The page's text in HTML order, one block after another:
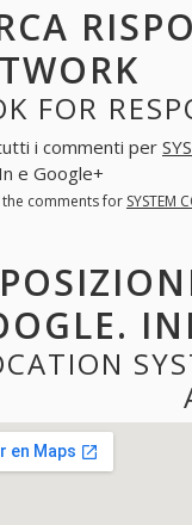
FOR
i commenti per
e Google+
the comments for SYSTEM